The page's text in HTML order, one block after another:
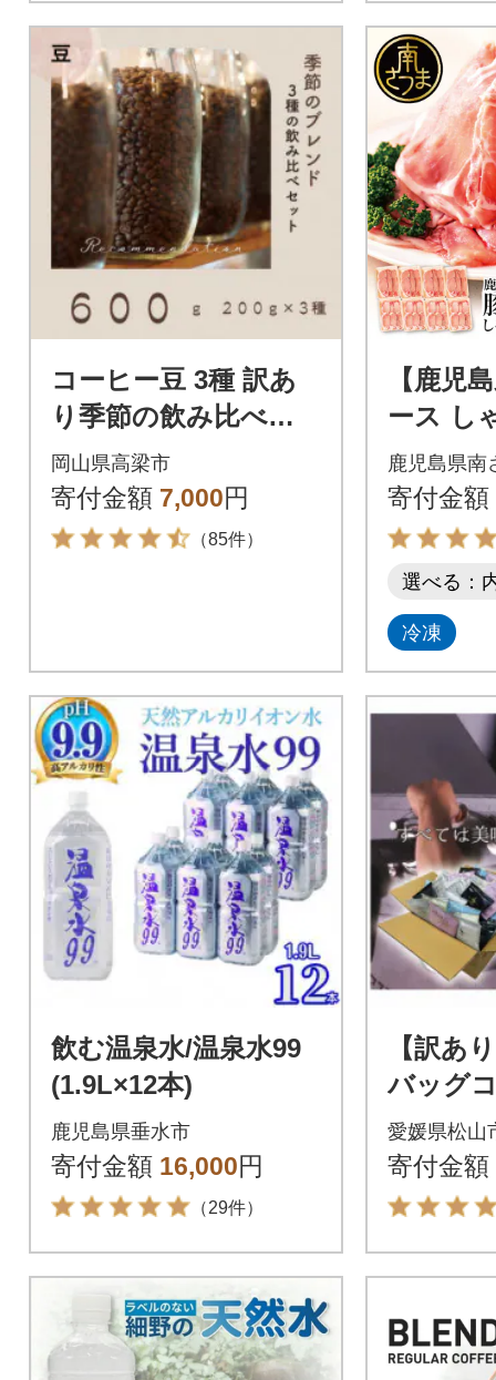
コーヒー豆 3種 訳あ
り季節の飲み比べセ
ット 600g(200g×3袋)
岡山県高梁市
寄付金額 7,000円
（85件）
【鹿児
ース し
計2kg (
パック)
鹿児島県南
寄付金額
選べる：
冷凍
飲む温泉水/温泉水99
(1.9L×12本)
鹿児島県垂水市
寄付金額 16,000円
（29件）
【訳あ
バッグ
合わせ
愛媛県松山
寄付金額